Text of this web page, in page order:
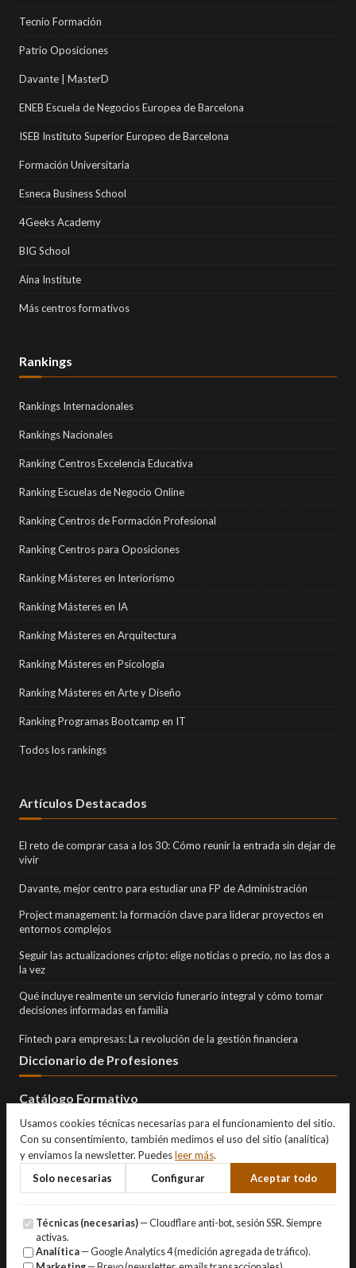
Tecnio Formación
Patrio Oposiciones
Davante | MasterD
ENEB Escuela de Negocios Europea de Barcelona
ISEB Instituto Superior Europeo de Barcelona
Formación Universitaria
Esneca Business School
4Geeks Academy
BIG School
Aina Institute
Más centros formativos
Rankings
Rankings Internacionales
Rankings Nacionales
Ranking Centros Excelencia Educativa
Ranking Escuelas de Negocio Online
Ranking Centros de Formación Profesional
Ranking Centros para Oposiciones
Ranking Másteres en Interiorismo
Ranking Másteres en IA
Ranking Másteres en Arquitectura
Ranking Másteres en Psicología
Ranking Másteres en Arte y Diseño
Ranking Programas Bootcamp en IT
Todos los rankings
Artículos Destacados
El reto de comprar casa a los 30: Cómo reunir la entrada sin dejar de
vivir
Davante, mejor centro para estudiar una FP de Administración
Project management: la formación clave para liderar proyectos en
entornos complejos
Seguir las actualizaciones cripto: elige noticias o precio, no las dos a
la vez
Qué incluye realmente un servicio funerario integral y cómo tomar
decisiones informadas en familia
Fintech para empresas: La revolución de la gestión financiera
Diccionario de Profesiones
Catálogo Formativo
Usamos cookies técnicas necesarias para el funcionamiento del sitio.
Con su consentimiento, también medimos el uso del sitio (analítica)
y enviamos la newsletter. Puedesleer más.
Solo necesarias
Configurar Aceptar todo
Técnicas (necesarias) — Cloudflare anti-bot, sesión SSR. Siempre
activas.
Analítica — Google Analytics 4 (medición agregada de tráfico).